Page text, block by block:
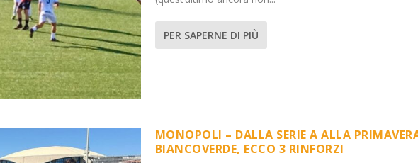
PER SAPERNE DI PIÙ
MONOPOLI – DALLA SERIE A ALLA
BIANCOVERDE, ECCO 3 RINFORZI